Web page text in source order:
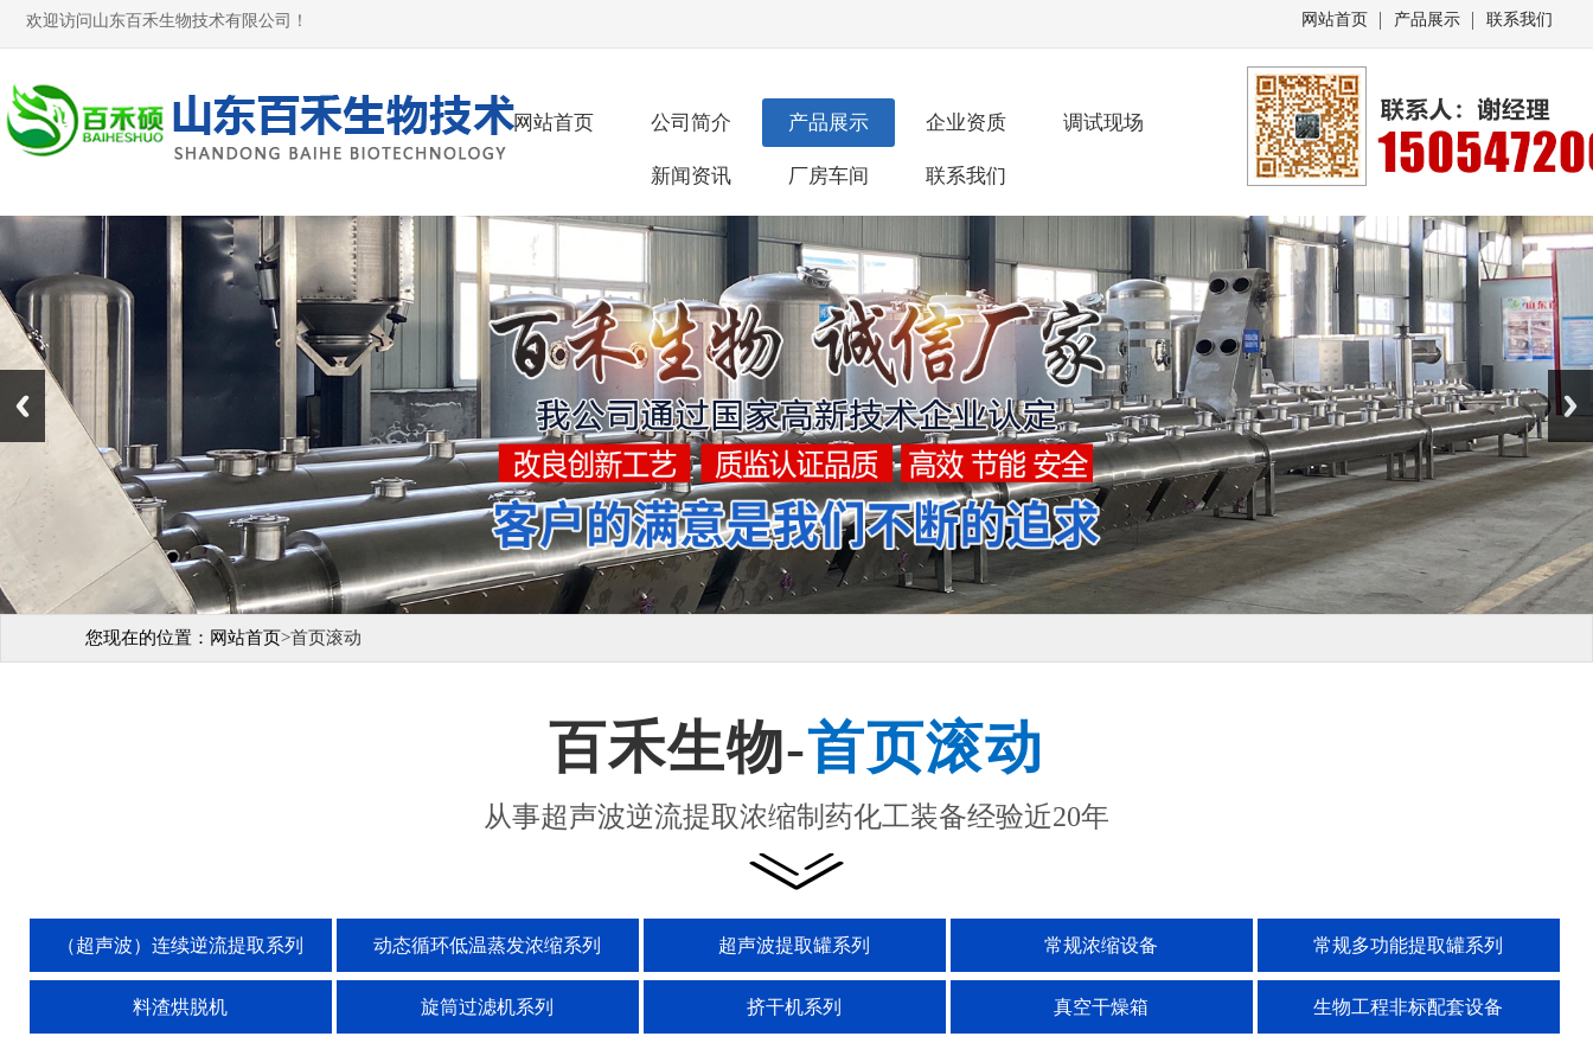
欢迎访问山东百禾生物技术有限公司！ 网站首页 产品展示 联系我们
网站首页 公司简介 产品展示 企业资质 调试现场
新闻资讯 厂房车间 联系我们
您现在的位置： 网站首页>首页滚动
百禾生物-首页滚动
从事超声波逆流提取浓缩制药化工装备经验近20年
（超声波）连续逆流提取系列 动态循环低温蒸发浓缩系列 超声波提取罐系列 常规浓缩设备 常规多功能提取罐系列
料渣烘脱机 旋筒过滤机系列 挤干机系列 真空干燥箱 生物工程非标配套设备